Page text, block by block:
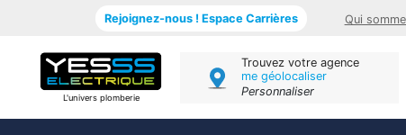
Rejoignez-nous ! Espace Carrières Qui
L'univers plomberie
Trouvez votre agence
me géolocaliser
Personnaliser